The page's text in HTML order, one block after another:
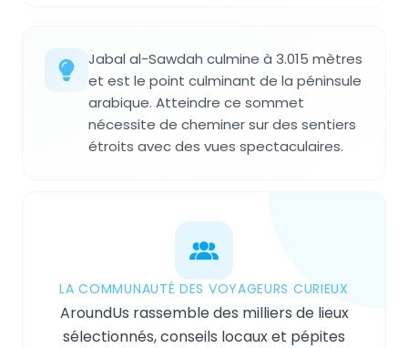
Jabal al-Sawdah culmine à 3.015 mètres
et est le point culminant de la péninsule
arabique. Atteindre ce sommet
nécessite de cheminer sur des sentiers
étroits avec des vues spectaculaires.
LA COMMUNAUTÉ DES VOYAGEURS CURIEUX
AroundUs rassemble des milliers de lieux
sélectionnés, conseils locaux et pépites